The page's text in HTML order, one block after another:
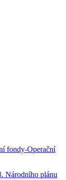
fondy-Operační
Národního plánu